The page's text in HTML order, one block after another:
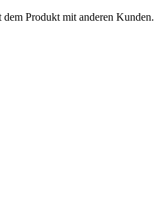
Produkt mit anderen Kunden.